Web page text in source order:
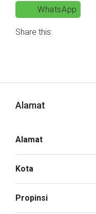
WhatsApp
Share this:
Alamat
Alamat
Kota
Propinsi